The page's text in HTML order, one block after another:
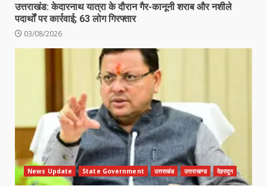
उत्तराखंड: केदारनाथ यात्रा के दौरान गैर-कानूनी शराब और नशीले
पदार्थों पर कार्रवाई; 63 लोग गिरफ्तार
03/08/2026
News Update State Government उत्तराखंड उत्तराखण्ड देहरादून